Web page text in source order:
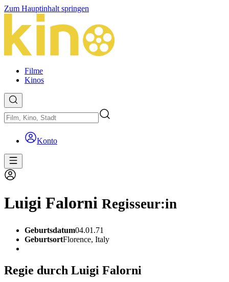
Zum Hauptinhalt springen
Filme
Kinos
Konto
Luigi Falorni Regisseur:in
Geburtsdatum04.01.71
GeburtsortFlorence, Italy
Regie durch Luigi Falorni